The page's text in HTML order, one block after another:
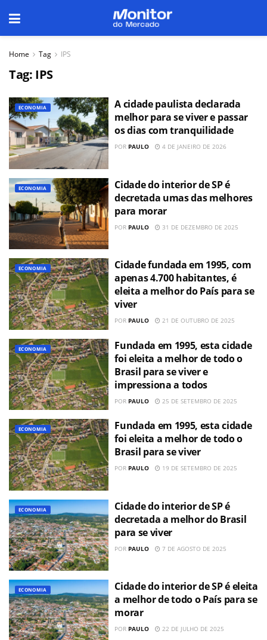
Home Tag IPS
Tag: IPS
ECONOMIA
A cidade paulista declarada
melhor para se viver e passar
os dias com tranquilidade
POR PAULO 4 DE JANEIRO DE 2026
ECONOMIA
Cidade do interior de SP é
decretada umas das melhores
para morar
POR PAULO 31 DE DEZEMBRO DE 2025
ECONOMIA
Cidade fundada em 1995, com
apenas 4.700 habitantes, é
eleita a melhor do País para se
viver
POR PAULO 21 DE OUTUBRO DE 2025
ECONOMIA
Fundada em 1995, esta cidade
foi eleita a melhor de todo o
Brasil para se viver e
impressiona a todos
POR PAULO 25 DE SETEMBRO DE 2025
ECONOMIA
Fundada em 1995, esta cidade
foi eleita a melhor de todo o
Brasil para se viver
POR PAULO 19 DE SETEMBRO DE 2025
ECONOMIA
Cidade do interior de SP é
decretada a melhor do Brasil
para se viver
POR PAULO 7 DE AGOSTO DE 2025
ECONOMIA
Cidade do interior de SP é eleita
a melhor de todo o País para se
morar
POR PAULO 22 DE JULHO DE 2025